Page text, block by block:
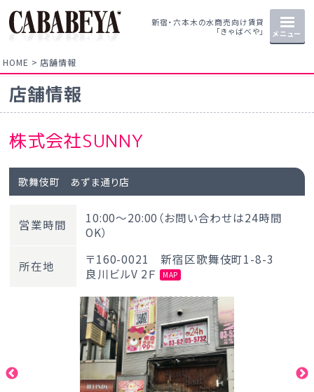
新宿・六本木の水商売向け賃貸
「きゃばべや」
メニュー
HOME 店舗情報
店舗情報
株式会社SUNNY
歌舞伎町 あずま通り店
営業時間
10:00～20:00（お問い合わせは24時間
OK）
所在地
〒160-0021 新宿区歌舞伎町1-8-3
良川ビルV 2Ｆ
MAP